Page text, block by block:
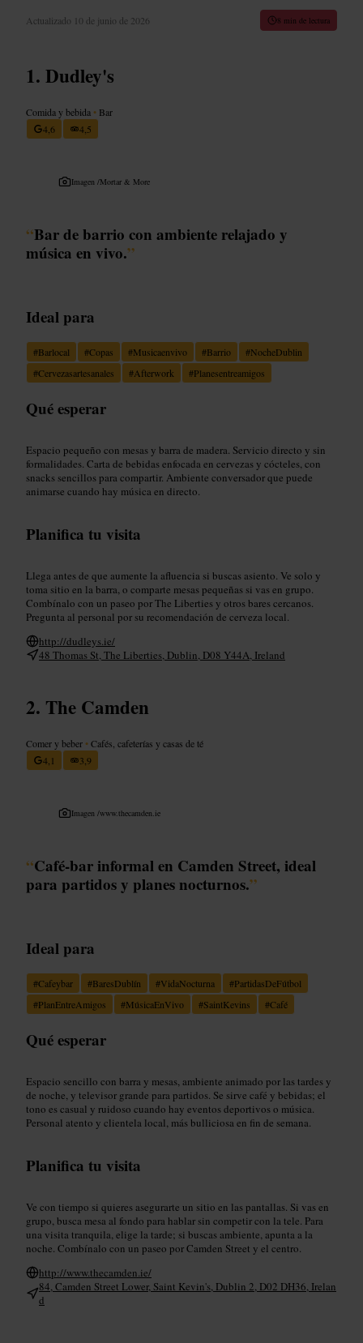
Actualizado 10 de junio de 2026 8 min de lectura
Dudley's
Comida y bebida • Bar
4,6
4,5
Imagen /Mortar & More
“Bar de barrio con ambiente relajado y
música en vivo.”
Ideal para
#Barlocal #Copas #Musicaenvivo #Barrio #NocheDublin
#Cervezasartesanales #Afterwork #Planesentreamigos
Qué esperar
Espacio pequeño con mesas y barra de madera. Servicio directo y sin
formalidades. Carta de bebidas enfocada en cervezas y cócteles, con
snacks sencillos para compartir. Ambiente conversador que puede
animarse cuando hay música en directo.
Planifica tu visita
Llega antes de que aumente la afluencia si buscas asiento. Ve solo y
toma sitio en la barra, o comparte mesas pequeñas si vas en grupo.
Combínalo con un paseo por The Liberties y otros bares cercanos.
Pregunta al personal por su recomendación de cerveza local.
http://dudleys.ie/
48 Thomas St, The Liberties, Dublin, D08 Y44A, Ireland
The Camden
Comer y beber •Cafés, cafeterías y casas de té
4,1
3,9
Imagen /www.thecamden.ie
“Café-bar informal en Camden Street, ideal
para partidos y planes nocturnos.”
Ideal para
#Cafeybar #BaresDublín #VidaNocturna #PartidasDeFútbol
#PlanEntreAmigos #MúsicaEnVivo #SaintKevins #Café
Qué esperar
Espacio sencillo con barra y mesas, ambiente animado por las tardes y
de noche, y televisor grande para partidos. Se sirve café y bebidas; el
tono es casual y ruidoso cuando hay eventos deportivos o música.
Personal atento y clientela local, más bulliciosa en fin de semana.
Planifica tu visita
Ve con tiempo si quieres asegurarte un sitio en las pantallas. Si vas en
grupo, busca mesa al fondo para hablar sin competir con la tele. Para
una visita tranquila, elige la tarde; si buscas ambiente, apunta a la
noche. Combínalo con un paseo por Camden Street y el centro.
http://www.thecamden.ie/
84, Camden Street Lower, Saint Kevin's, Dublin 2, D02 DH36, Irelan
d